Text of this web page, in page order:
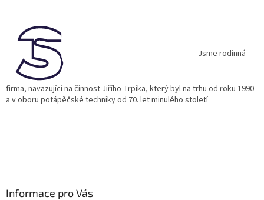
Jsme rodinná
firma, navazující na činnost Jiřího Trpíka, který byl na trhu od roku 1990
a v oboru potápěčské techniky od 70. let minulého století
Informace pro Vás